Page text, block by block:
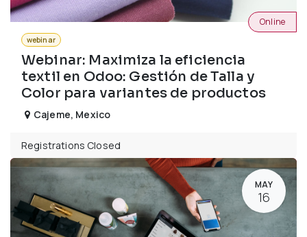
webinar
Webinar: Maximiza la eficiencia
textil en Odoo: Gestión de Talla y
Color para variantes de productos
Online
Cajeme, Mexico
Registrations Closed
MAY
16